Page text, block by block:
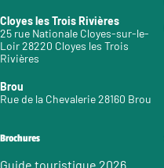
Cloyes les Trois Rivières
25 rue Nationale Cloyes-sur-le-
Loir 28220 Cloyes les Trois
Rivières
Brou
Rue de la Chevalerie 28160 Brou
Brochures
Guide touristique 2026